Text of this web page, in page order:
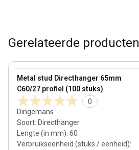
Gerelateerde producten
Metal stud Directhanger 65mm
C60/27 profiel (100 stuks)
0
Dingemans
Soort: Directhanger
Lengte (in mm): 60
Verbruikseenheid (stuks / eenheid):
View product